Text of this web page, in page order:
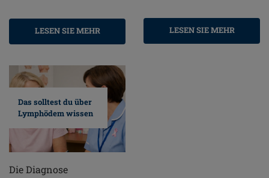
LESEN SIE MEHR LESEN SIE MEHR
Das solltest du über
Lymphödem wissen
Die Diagnose